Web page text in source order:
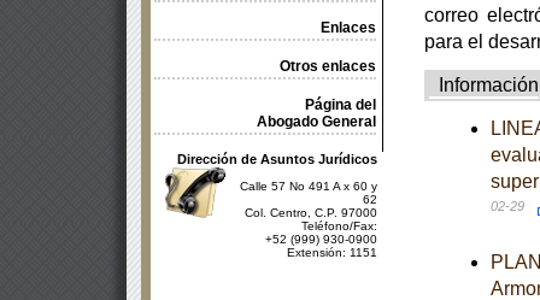
Enlaces
Otros enlaces
Página del
Abogado General
Dirección de Asuntos Jurídicos
Calle 57 No 491 A x 60 y
62
Col. Centro, C.P. 97000
Teléfono/Fax:
+52 (999) 930-0900
Extensión: 1151
correo
para el
Información
02-29